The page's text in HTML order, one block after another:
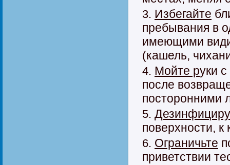
Избегайте
пребывания в
имеющими
(кашель,
Мойте руки
после
посторонними
поверхности, к
Ограничьте
приветствии